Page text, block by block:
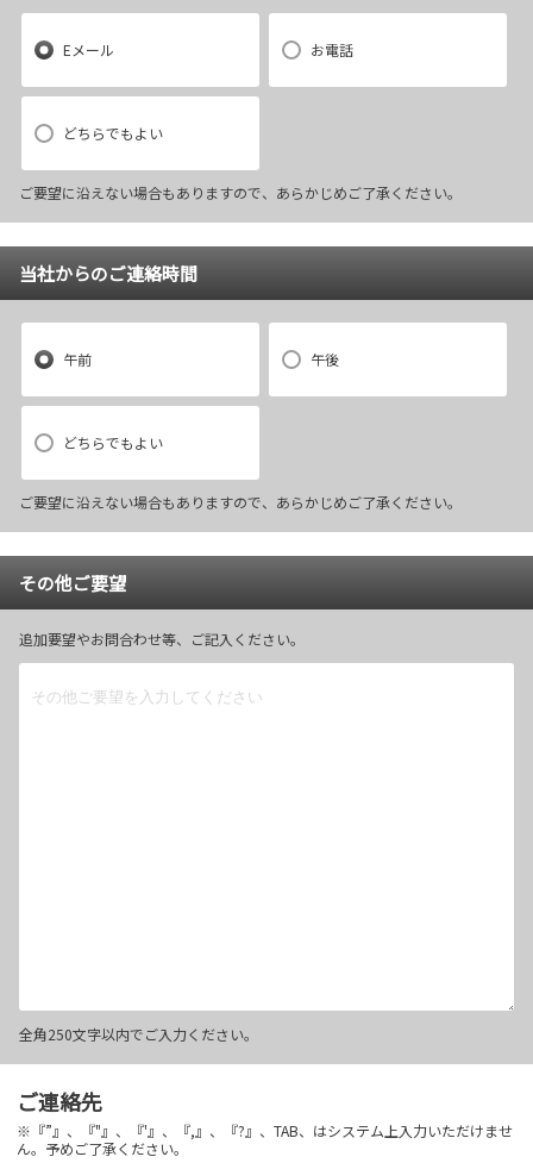
Eメール お電話
どちらでもよい
ご要望に沿えない場合もありますので、あらかじめご了承ください。
当社からのご連絡時間
午前 午後
どちらでもよい
ご要望に沿えない場合もありますので、あらかじめご了承ください。
その他ご要望
追加要望やお問合わせ等、ご記入ください。
全角250文字以内でご入力ください。
ご連絡先
※『”』、『"』、『'』、『,』、『?』、TAB、はシステム上入力いただけませ
ん。予めご了承ください。